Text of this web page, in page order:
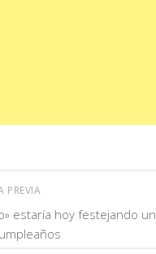
PREVIA
estaría hoy festejando un